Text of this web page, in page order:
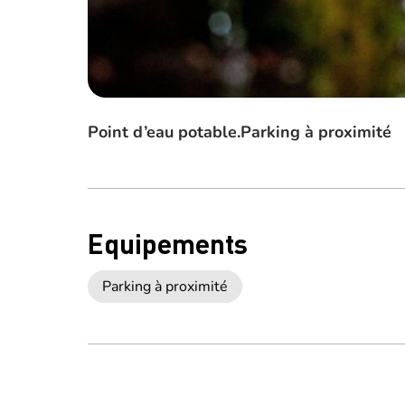
Point d’eau potable.Parking à proximité
Equipements
Parking à proximité